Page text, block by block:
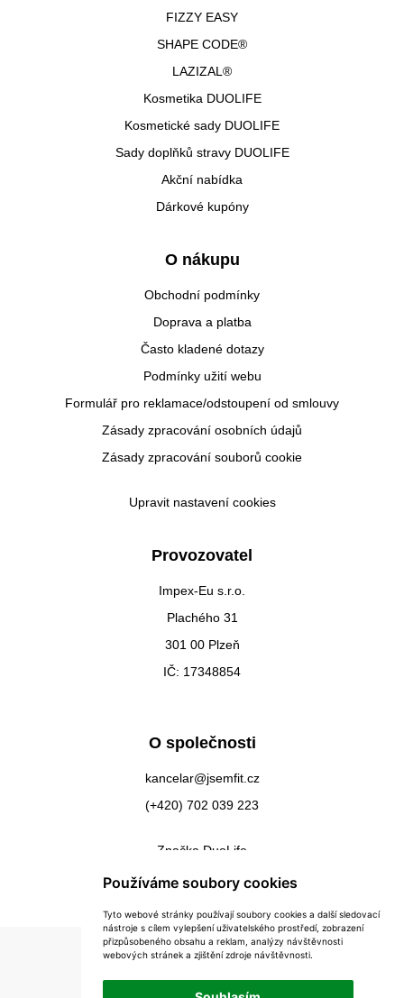
Používáme soubory cookies
Tyto webové stránky používají soubory cookies a další sledovací
nástroje s cílem vylepšení uživatelského prostředí, zobrazení
přizpůsobeného obsahu a reklam, analýzy návštěvnosti
webových stránek a zjištění zdroje návštěvnosti.
FIZZY EASY
SHAPE CODE®
LAZIZAL®
Kosmetika DUOLIFE
Kosmetické sady DUOLIFE
Sady doplňků stravy DUOLIFE
Akční nabídka
Dárkové kupóny
O nákupu
Obchodní podmínky
Doprava a platba
Často kladené dotazy
Podmínky užití webu
Formulář pro reklamace/odstoupení od smlouvy
Zásady zpracování osobních údajů
Zásady zpracování souborů cookie
Upravit nastavení cookies
Provozovatel
Impex-Eu s.r.o.
Plachého 31
301 00 Plzeň
IČ: 17348854
O společnosti
kancelar@jsemfit.cz
(+420) 702 039 223
Značka DuoLife
Kontakty